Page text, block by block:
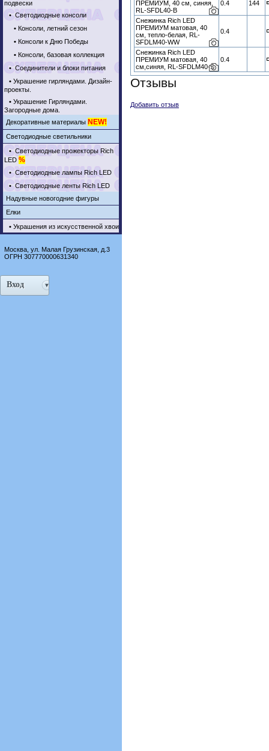
подвески
•Светодиодные консоли
• Консоли, летний сезон
• Консоли к Дню Победы
• Консоли, базовая коллекция
•Соединители и блоки питания
• Украшение гирляндами. Дизайн-
проекты.
• Украшение Гирляндами.
Загородные дома.
Декоративные материалы NEW!
Светодиодные светильники
•Светодиодные прожекторы Rich
LED %
•Светодиодные лампы Rich LED
•Светодиодные ленты Rich LED
Надувные новогодние фигуры
Елки
• Украшения из искусственной хвои
Москва, ул. Малая Грузинская, д.3
ОГРН 307770000631340
Вход
ПРЕМИУМ, 40 см, синяя,
RL-SFDL40-B
0.4 144
Снежинка Rich LED
ПРЕМИУМ матовая, 40
см, тепло-белая, RL-
SFDLM40-WW
0.4
Снежинка Rich LED
ПРЕМИУМ матовая, 40
см,синяя, RL-SFDLM40-B
0.4
Отзывы
Добавить отзыв